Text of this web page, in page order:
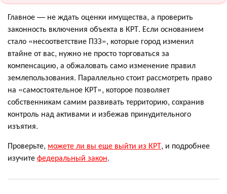
Главное — не ждать оценки имущества, а проверить
законность включения объекта в КРТ. Если основанием
стало «несоответствие ПЗЗ», которые город изменил
втайне от вас, нужно не просто торговаться за
компенсацию, а обжаловать само изменение правил
землепользования. Параллельно стоит рассмотреть право
на «самостоятельное КРТ», которое позволяет
собственникам самим развивать территорию, сохранив
контроль над активами и избежав принудительного
изъятия.
Проверьте, можете ли вы еще выйти из КРТ, и подробнее
изучитефедеральный закон.